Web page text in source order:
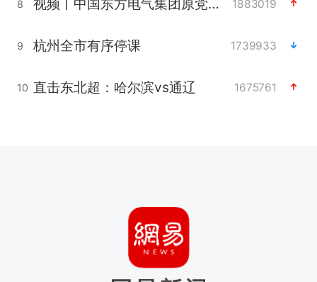
8 视频丨中国东方电气集团原党组副书记、董事宋致远被查 1883019
9 杭州全市有序停课 1739933
10 直击东北超：哈尔滨vs通辽 1675761